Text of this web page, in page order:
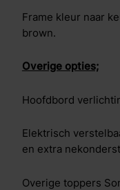
Frame kleur naar
brown.
Overige opties;
Hoofdbord
Elektrisch
en extra
Overige toppers